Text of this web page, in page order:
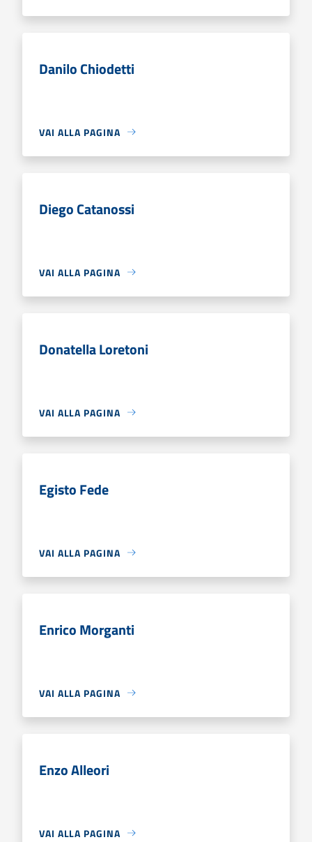
Danilo Chiodetti
VAI ALLA PAGINA
Diego Catanossi
VAI ALLA PAGINA
Donatella Loretoni
VAI ALLA PAGINA
Egisto Fede
VAI ALLA PAGINA
Enrico Morganti
VAI ALLA PAGINA
Enzo Alleori
VAI ALLA PAGINA